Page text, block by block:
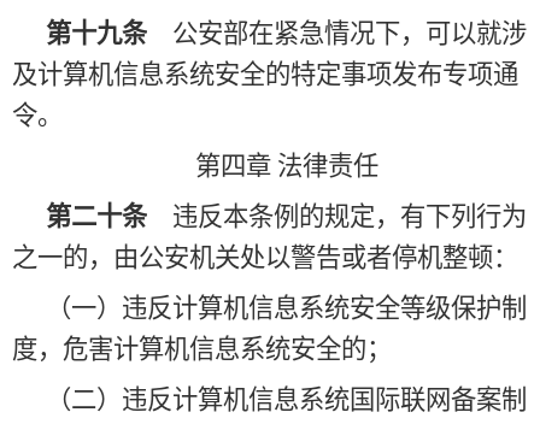
第十九条 公安部在紧急情况下，可以就涉
及计算机信息系统安全的特定事项发布专项通
令。
第四章 法律责任
第二十条 违反本条例的规定，有下列行为
之一的，由公安机关处以警告或者停机整顿：
（一）违反计算机信息系统安全等级保护制
度，危害计算机信息系统安全的；
（二）违反计算机信息系统国际联网备案制